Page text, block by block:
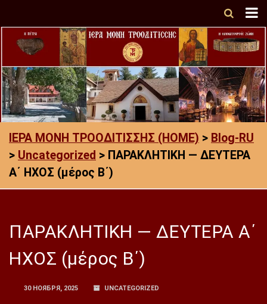
ΙΕΡΑ ΜΟΝΗ ΤΡΟΟΔΙΤΙΣΣΗΣ (HOME) > Blog-RU
> Uncategorized > ΠΑΡΑΚΛΗΤΙΚΗ — ΔΕΥΤΕΡΑ
Α΄ ΗΧΟΣ (μέρος Β΄)
ΠΑΡΑΚΛΗΤΙΚΗ — ΔΕΥΤΕΡΑ Α΄
ΗΧΟΣ (μέρος Β΄)
30 НОЯБРЯ, 2025 UNCATEGORIZED